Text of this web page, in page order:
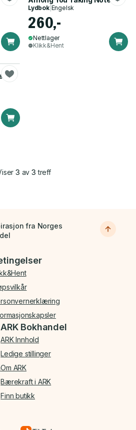
Lydbok| Engelsk
260,-
Nettlager
Klikk&Hent
3 av 3 treff
fra Norges
ARK Bokhandel
ARK Innhold
Ledige stillinger
Om ARK
Bærekraft i ARK
Finn butikk